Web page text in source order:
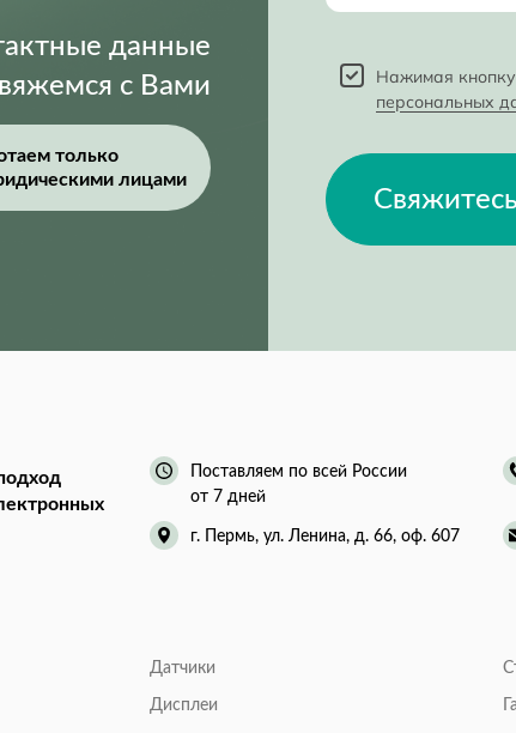
данные
с Вами
только
лицами
Нажимая
персональных
Поставляем по всей России
от 7 дней
г. Пермь, ул. Ленина, д. 66, оф. 607
Датчики
Дисплеи